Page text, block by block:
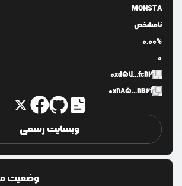
MONSTA
نامشخص
0.00%
0
0xd57...fc82
0x8A5...8B2f
وبسایت رسمی
وضعیت